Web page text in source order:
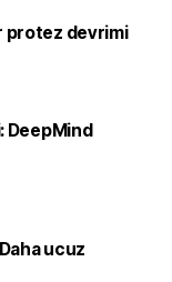
protez devrimi
DeepMind
ucuz